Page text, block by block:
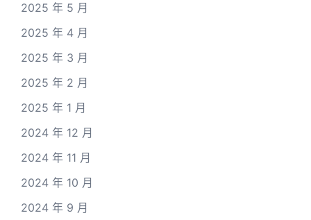
2025 年 5 月
2025 年 4 月
2025 年 3 月
2025 年 2 月
2025 年 1 月
2024 年 12 月
2024 年 11 月
2024 年 10 月
2024 年 9 月